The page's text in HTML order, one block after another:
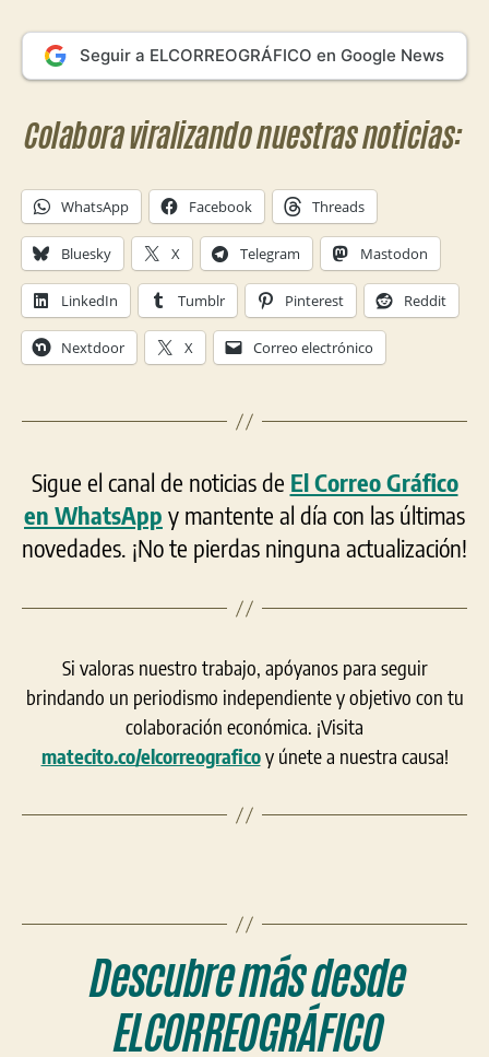
Seguir a ELCORREOGRÁFICO en Google News
Colabora viralizando nuestras noticias:
WhatsApp Facebook Threads
Bluesky X Telegram Mastodon
LinkedIn Tumblr Pinterest Reddit
Nextdoor X Correo electrónico
Sigue el canal de noticias de El Correo Gráfico
en WhatsApp y mantente al día con las últimas
novedades. ¡No te pierdas ninguna actualización!
Si valoras nuestro trabajo, apóyanos para seguir
brindando un periodismo independiente y objetivo con tu
colaboración económica. ¡Visita
matecito.co/elcorreograficoy únete a nuestra causa!
Descubre más desde
ELCORREOGRÁFICO